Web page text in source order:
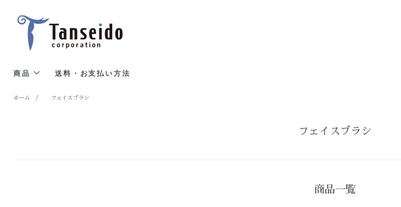
商品 送料・お支払い方法
ホーム / フェイスブラシ
フェイスブラシ
商品一覧